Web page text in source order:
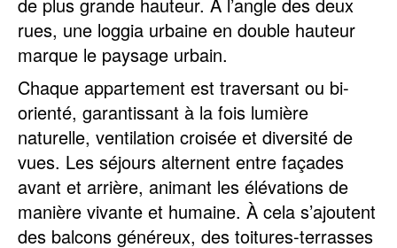
rues, une loggia urbaine en double hauteur
marque le paysage urbain.
Chaque appartement est traversant ou bi-
orienté, garantissant à la fois lumière
naturelle, ventilation croisée et diversité de
vues. Les séjours alternent entre façades
avant et arrière, animant les élévations de
manière vivante et humaine. À cela s’ajoutent
des balcons généreux, des toitures-terrasses